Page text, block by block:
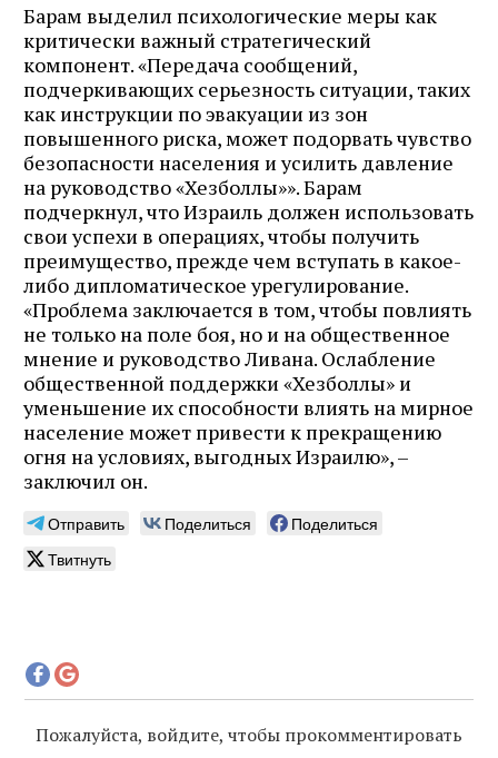
Барам выделил психологические меры как
критически важный стратегический
компонент. «Передача сообщений,
подчеркивающих серьезность ситуации, таких
как инструкции по эвакуации из зон
повышенного риска, может подорвать чувство
безопасности населения и усилить давление
на руководство «Хезболлы»». Барам
подчеркнул, что Израиль должен использовать
свои успехи в операциях, чтобы получить
преимущество, прежде чем вступать в какое-
либо дипломатическое урегулирование.
«Проблема заключается в том, чтобы повлиять
не только на поле боя, но и на общественное
мнение и руководство Ливана. Ослабление
общественной поддержки «Хезболлы» и
уменьшение их способности влиять на мирное
население может привести к прекращению
огня на условиях, выгодных Израилю», –
заключил он.
Отправить Поделиться
Поделиться
Твитнуть
Пожалуйста, войдите, чтобы прокомментировать